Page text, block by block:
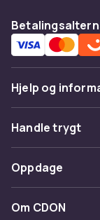
Hjelp og
Vanlige spørsmål
Spor pakke
Angre &
Kontakt oss
Handle trygt
Betaling
Levering
Oppdage
Kategorier
Om CDON